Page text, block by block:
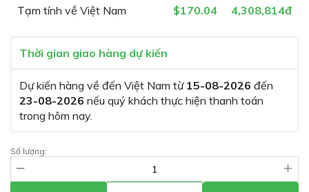
Tạm tính về Việt Nam
$170.04 4,308,814đ
Thời gian giao hàng dự kiến
Dự kiến hàng về đến Việt Nam từ 15-08-2026 đến
23-08-2026 nếu quý khách thực hiện thanh toán
trong hôm nay.
Số lượng: